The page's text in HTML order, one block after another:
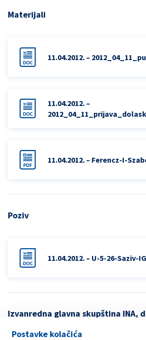
Postavke kolačića
Materijali
11.04.2012. –
11.04.2012. –
11.04.2012. – Ferencz-I-
Poziv
11.04.2012. – U-5-26-Saziv-
Izvanredna glavna skupština INA,
Odluke